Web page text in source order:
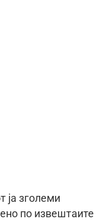
ја зголеми
по извештаите